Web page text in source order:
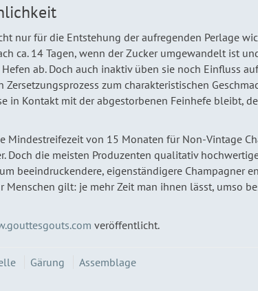
nur für die Entstehung der aufregenden Perlage
ca. 14 Tagen, wenn der Zucker umgewandelt ist
ab. Doch auch inaktiv üben sie noch Einfluss
Zersetzungsprozess zum charakteristischen
in Kontakt mit der abgestorbenen Feinhefe bleibt,
Mindestreifezeit von 15 Monaten für Non-Vintage
Doch die meisten Produzenten qualitativ
beeindruckendere, eigenständigere Champagner
Menschen gilt: je mehr Zeit man ihnen lässt, umso
veröffentlicht.
Gärung Assemblage